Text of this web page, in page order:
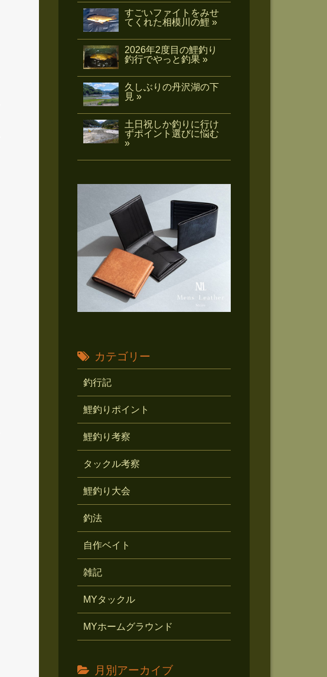
すごいファイトをみせ
てくれた相模川の鯉 »
2026年2度目の鯉釣り
釣行でやっと釣果 »
久しぶりの丹沢湖の下
見 »
土日祝しか釣りに行け
ずポイント選びに悩む
»
カテゴリー
釣行記
鯉釣りポイント
鯉釣り考察
タックル考察
鯉釣り大会
釣法
自作ベイト
雑記
MYタックル
MYホームグラウンド
月別アーカイブ